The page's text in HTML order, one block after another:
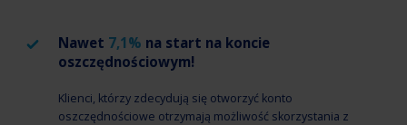
Nawet 7,1% na start na koncie
oszczędnościowym!
Klienci, którzy zdecydują się otworzyć konto
oszczędnościowe otrzymają możliwość skorzystania z